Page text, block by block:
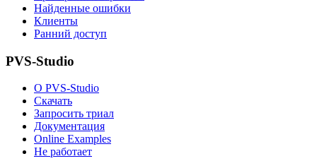
Найденные ошибки
Клиенты
Ранний доступ
PVS-Studio
О PVS-Studio
Скачать
Запросить триал
Документация
Online Examples
Не работает